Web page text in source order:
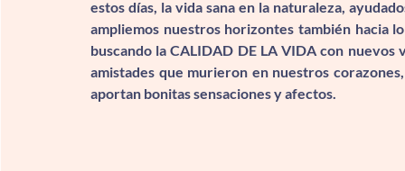
estos días, la vida sana en la naturaleza,
ampliemos nuestros horizontes también hacia
buscando la CALIDAD DE LA VIDA con
amistades que murieron en nuestros
aportan bonitas sensaciones y afectos.